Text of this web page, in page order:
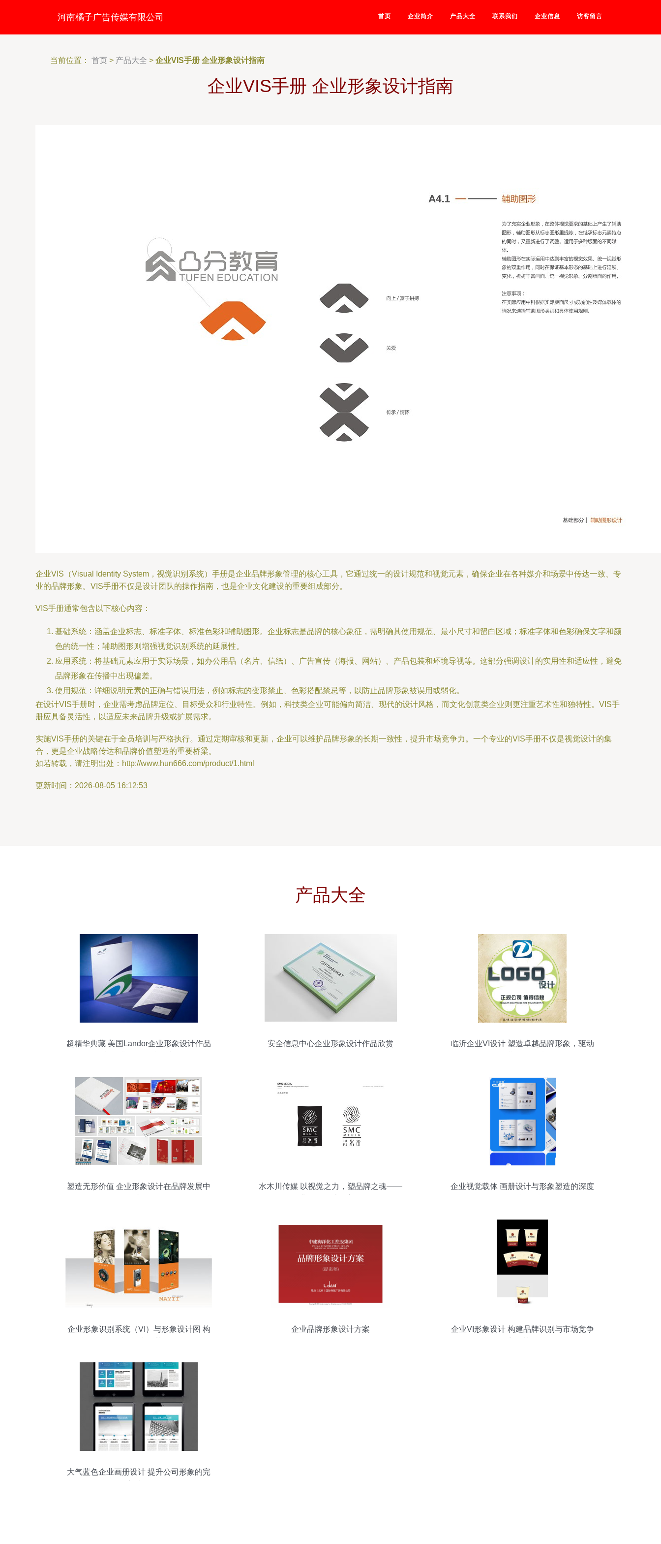
河南橘子广告传媒有限公司 首页 企业简介 产品大全 联系我们 企业信息 访客留言
当前位置： 首页 > 产品大全 > 企业VIS手册 企业形象设计指南
企业VIS手册 企业形象设计指南
企业VIS（Visual Identity System，视觉识别系统）手册是企业品牌形象管理的核心工具，它通过统一的设计规范和视觉元素，确保企业在各种媒介和场景中传达一致、专
业的品牌形象。VIS手册不仅是设计团队的操作指南，也是企业文化建设的重要组成部分。
VIS手册通常包含以下核心内容：
基础系统：涵盖企业标志、标准字体、标准色彩和辅助图形。企业标志是品牌的核心象征，需明确其使用规范、最小尺寸和留白区域；标准字体和色彩确保文字和颜
色的统一性；辅助图形则增强视觉识别系统的延展性。
应用系统：将基础元素应用于实际场景，如办公用品（名片、信纸）、广告宣传（海报、网站）、产品包装和环境导视等。这部分强调设计的实用性和适应性，避免
品牌形象在传播中出现偏差。
使用规范：详细说明元素的正确与错误用法，例如标志的变形禁止、色彩搭配禁忌等，以防止品牌形象被误用或弱化。
在设计VIS手册时，企业需考虑品牌定位、目标受众和行业特性。例如，科技类企业可能偏向简洁、现代的设计风格，而文化创意类企业则更注重艺术性和独特性。VIS手
册应具备灵活性，以适应未来品牌升级或扩展需求。
实施VIS手册的关键在于全员培训与严格执行。通过定期审核和更新，企业可以维护品牌形象的长期一致性，提升市场竞争力。一个专业的VIS手册不仅是视觉设计的集
合，更是企业战略传达和品牌价值塑造的重要桥梁。
如若转载，请注明出处：http://www.hun666.com/product/1.html
更新时间：2026-08-05 16:12:53
产品大全
超精华典藏 美国Landor企业形象设计作品
安全信息中心企业形象设计作品欣赏
临沂企业VI设计 塑造卓越品牌形象，驱动
塑造无形价值 企业形象设计在品牌发展中
水木川传媒 以视觉之力，塑品牌之魂——
企业视觉载体 画册设计与形象塑造的深度
企业形象识别系统（VI）与形象设计图 构
企业品牌形象设计方案
企业VI形象设计 构建品牌识别与市场竞争
大气蓝色企业画册设计 提升公司形象的完